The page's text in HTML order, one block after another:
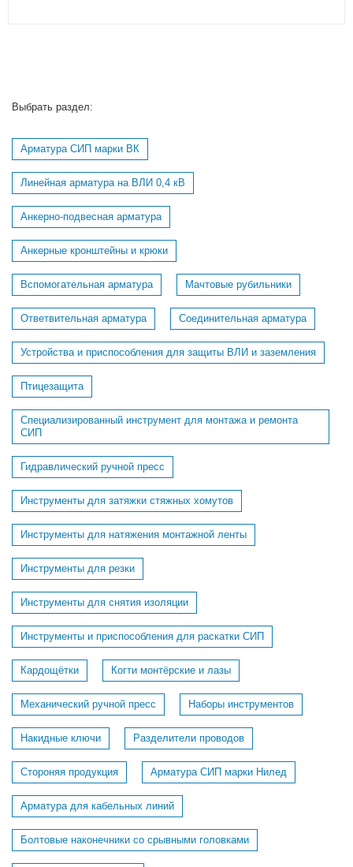
Выбрать раздел:
Арматура СИП марки ВК
Линейная арматура на ВЛИ 0,4 кВ
Анкерно-подвесная арматура
Анкерные кронштейны и крюки
Вспомогательная арматура Мачтовые рубильники
Ответвительная арматура Соединительная арматура
Устройства и приспособления для защиты ВЛИ и заземления
Птицезащита
Специализированный инструмент для монтажа и ремонта
СИП
Гидравлический ручной пресс
Инструменты для затяжки стяжных хомутов
Инструменты для натяжения монтажной ленты
Инструменты для резки
Инструменты для снятия изоляции
Инструменты и приспособления для раскатки СИП
Кардощётки Когти монтёрские и лазы
Механический ручной пресс Наборы инструментов
Накидные ключи Разделители проводов
Стороняя продукция Арматура СИП марки Нилед
Арматура для кабельных линий
Болтовые наконечники со срывными головками